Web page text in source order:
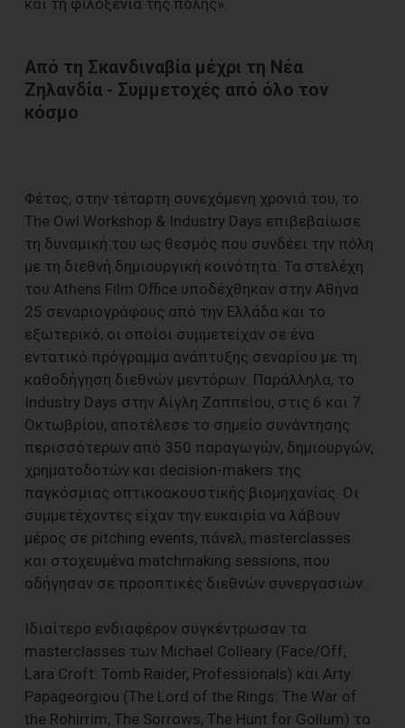
και τη φιλοξενία της πόλης».
Από τη Σκανδιναβία μέχρι τη Νέα
Ζηλανδία - Συμμετοχές από όλο τον
κόσμο
Φέτος, στην τέταρτη συνεχόμενη χρονιά του, το
The Owl Workshop & Industry Days επιβεβαίωσε
τη δυναμική του ως θεσμός που συνδέει την πόλη
με τη διεθνή δημιουργική κοινότητα. Τα στελέχη
του Athens Film Office υποδέχθηκαν στην Αθήνα
25 σεναριογράφους από την Ελλάδα και το
εξωτερικό, οι οποίοι συμμετείχαν σε ένα
εντατικό πρόγραμμα ανάπτυξης σεναρίου με τη
καθοδήγηση διεθνών μεντόρων. Παράλληλα, το
Industry Days στην Αίγλη Ζαππείου, στις 6 και 7
Οκτωβρίου, αποτέλεσε το σημείο συνάντησης
περισσότερων από 350 παραγωγών, δημιουργών,
χρηματοδοτών και decision-makers της
παγκόσμιας οπτικοακουστικής βιομηχανίας. Οι
συμμετέχοντες είχαν την ευκαιρία να λάβουν
μέρος σε pitching events, πάνελ, masterclasses
και στοχευμένα matchmaking sessions, που
οδήγησαν σε προοπτικές διεθνών συνεργασιών.
Ιδιαίτερο ενδιαφέρον συγκέντρωσαν τα
masterclasses των Michael Colleary (Face/Off,
Lara Croft: Tomb Raider, Professionals) και Arty
Papageorgiou (The Lord of the Rings: The War of
the Rohirrim, The Sorrows, The Hunt for Gollum) τα